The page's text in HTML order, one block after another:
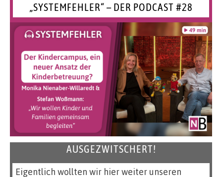
„SYSTEMFEHLER“ – DER PODCAST #28
AUSGEZWITSCHERT!
Eigentlich wollten wir hier weiter unseren